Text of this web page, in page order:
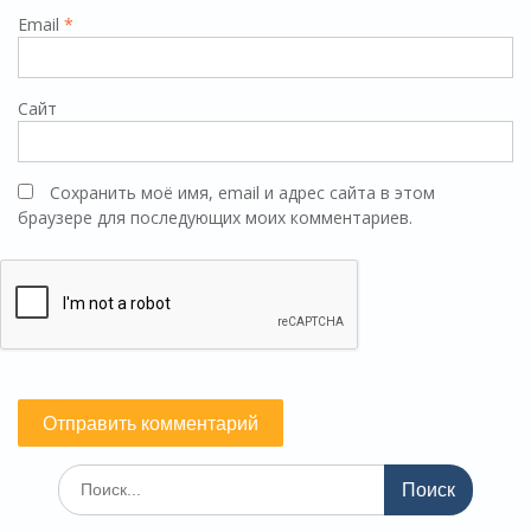
Email *
Сайт
Сохранить моё имя, email и адрес сайта в этом
браузере для последующих моих комментариев.
Поиск
по: